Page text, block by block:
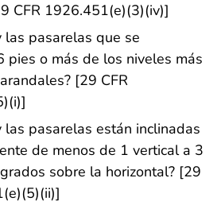
CFR 1926.451(e)(3)(iv)]
las pasarelas que se
pies o más de los niveles más
[29 CFR
las pasarelas están inclinadas
de menos de 1 vertical a 3
sobre la horizontal? [29